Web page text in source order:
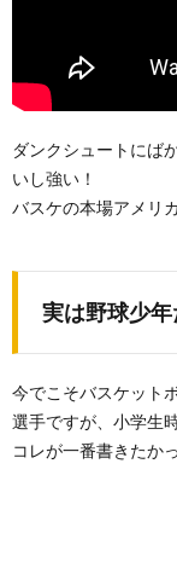
ダンクシュートにば
いし強い！
バスケの本場アメリ
実は野球少
今でこそバスケット
選手ですが、小学生
コレが一番書きたか